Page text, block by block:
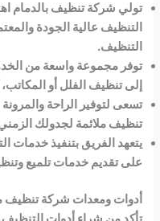
تولي شركة تنظيف بالدمام
التنظيف عالية الجودة
التنظيف.
توفر مجموعة واسعة من
إلى تنظيف الفلل أو
تسعى لتوفير الراحة
تنظيف ملائمة لجدولك
يتعهد الفريق بتنفيذ خدمات
على تقديم خدمات تلميع
أدوات ومعدات شركة تنظيف